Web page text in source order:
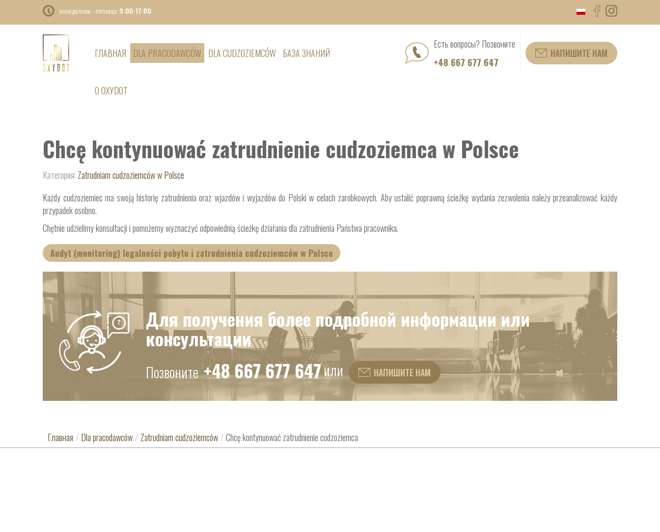
понеделник –пятница: 9:00-17:00
ГЛАВНАЯ DLA PRACODAWCÓW DLA CUDZOZIEMCÓW БАЗА ЗНАНИЙ
O OXYDOT
Есть вопросы? Позвоните
+48 667 677 647
НАПИШИТЕ НАМ
Chcę kontynuować zatrudnienie cudzoziemca w Polsce
Категория: Zatrudniam cudzoziemców w Polsce
Każdy cudzoziemiec ma swoją historię zatrudnienia oraz wjazdów i wyjazdów do Polski w celach zarobkowych. Aby ustalić poprawną ścieżkę wydania zezwolenia należy przeanalizować każdy
przypadek osobno.
Chętnie udzielimy konsultacji i pomożemy wyznaczyć odpowiednią ścieżkę działania dla zatrudnienia Państwa pracownika.
Audyt (monitoring) legalności pobytu i zatrudnienia cudzoziemców w Polsce
Для получения более подробной информации или
консультации
Позвоните+48 667 677 647или НАПИШИТЕ НАМ
Главная / Dla pracodawców / Zatrudniam cudzoziemców /Chcę kontynuować zatrudnienie cudzoziemca